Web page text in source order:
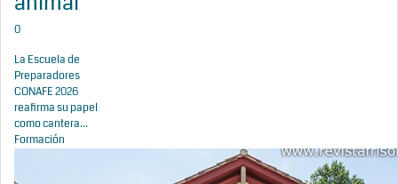
0
La Escuela de
Preparadores
CONAFE 2026
reafirma su papel
como cantera...
Formación